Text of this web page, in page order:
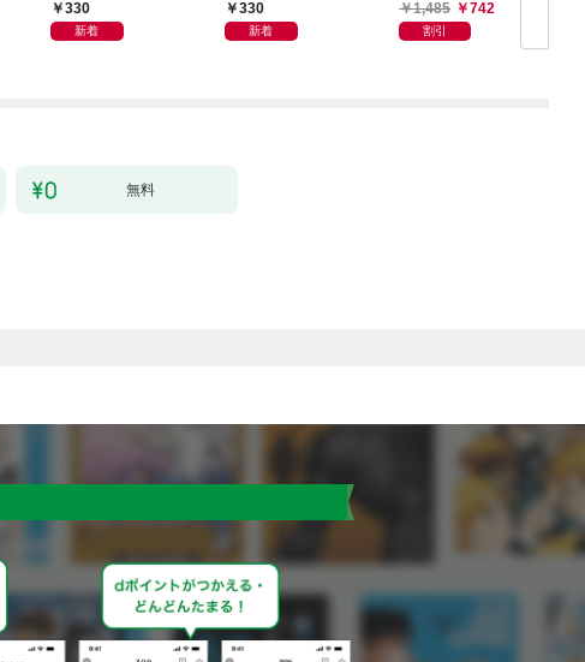
ます【分冊版】1
330
新着
1 330
新着
一夜で大国君主の身ご
もり妃になりました
【電子限定SS付き】
1,485 742
割引
無料